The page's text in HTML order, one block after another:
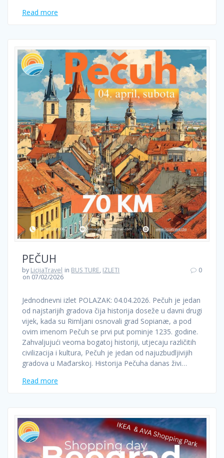
Read more
PEČUH
by LicijaTravel in BUS TURE, IZLETI
on 07/02/2026
0
Jednodnevni izlet POLAZAK: 04.04.2026. Pečuh je jedan
od najstarijih gradova čija historija doseže u davni drugi
vijek, kada su Rimljani osnovali grad Sopianæ, a pod
ovim imenom Pečuh se prvi put pominje 1235. godine.
Zahvaljujući veoma bogatoj historiji, utjecaju različitih
civilizacija i kultura, Pečuh je jedan od najuzbudljivijih
gradova u Mađarskoj. Historija Pečuha danas živi…
Read more